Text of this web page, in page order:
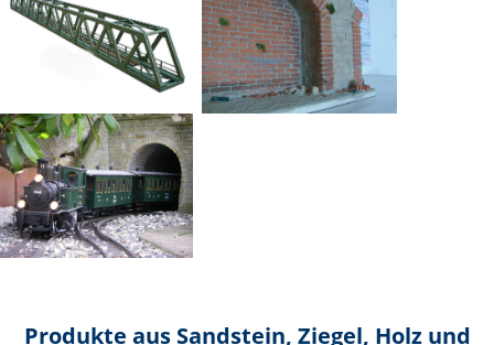
Produkte aus Sandstein, Ziegel, Holz und